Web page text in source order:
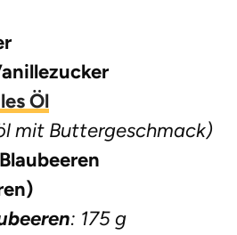
Öl
mit Buttergeschmack)
Blaubeeren
: 175 g